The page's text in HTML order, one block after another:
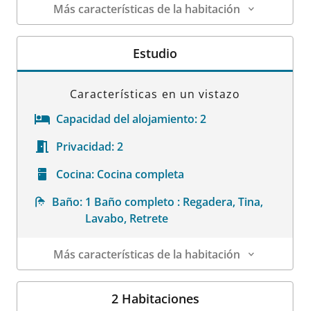
Más características de la habitación
Datos de la habitación
Estudio
Características en un vistazo
Capacidad del alojamiento:2
Privacidad:2
Cocina: Cocina completa
Baño: 1 Baño completo : Regadera, Tina,
Lavabo, Retrete
Más características de la habitación
Datos de la habitación
2 Habitaciones